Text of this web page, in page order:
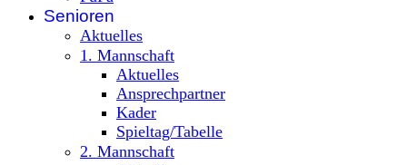
Senioren
Aktuelles
1. Mannschaft
Aktuelles
Ansprechpartner
Kader
Spieltag/Tabelle
2. Mannschaft